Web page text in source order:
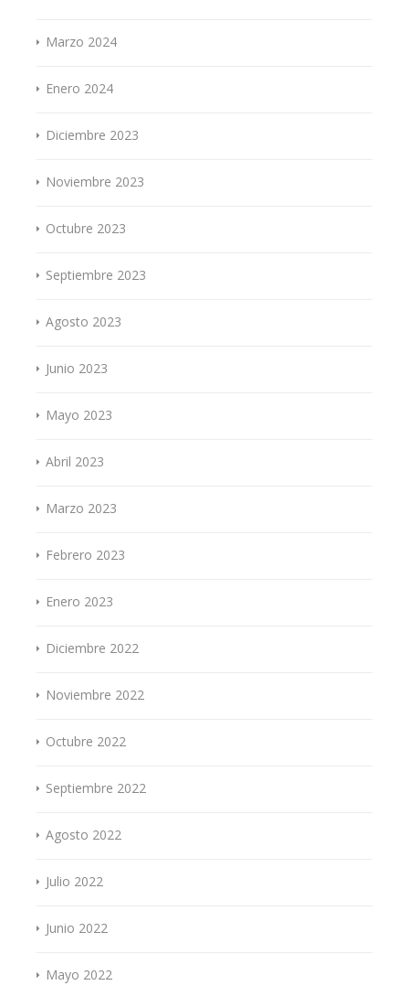
Marzo 2024
Enero 2024
Diciembre 2023
Noviembre 2023
Octubre 2023
Septiembre 2023
Agosto 2023
Junio 2023
Mayo 2023
Abril 2023
Marzo 2023
Febrero 2023
Enero 2023
Diciembre 2022
Noviembre 2022
Octubre 2022
Septiembre 2022
Agosto 2022
Julio 2022
Junio 2022
Mayo 2022